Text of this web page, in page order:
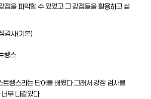
점을 파악할 수 있었고 그 강점들을 활용하고 싶
검사(기본)
렝스
트렝스라는 단어를 배웠다 그래서 강점 검사를
무 나같았다